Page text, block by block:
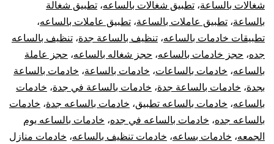
شغالات بالساعة، تطبيق شغالات بالساعه، تطبيق شغالة
بالساعة، تطبيق عاملات بالساعة، تطبيق عاملات بالساعه،
تطبيقات خادمات بالساعه، تنظيف بالساعة جدة، تنظيف بالساعه
جده، حجز خادمات بالساعه، حجز شغاله بالساعه، حجز عاملة
بالساعه، خادمات بالساعات، خادمات بالساعة، خادمات بالساعة
بجدة، خادمات بالساعة جدة، خادمات بالساعة في جدة، خادمات
بالساعه، خادمات بالساعه تطبيق، خادمات بالساعه جدة، خادمات
بالساعه جده، خادمات بالساعه في جده، خادمات بالساعه يوم
الجمعه، خادمات بساعه، خادمات تنظيف بالساعه، خادمات منازل